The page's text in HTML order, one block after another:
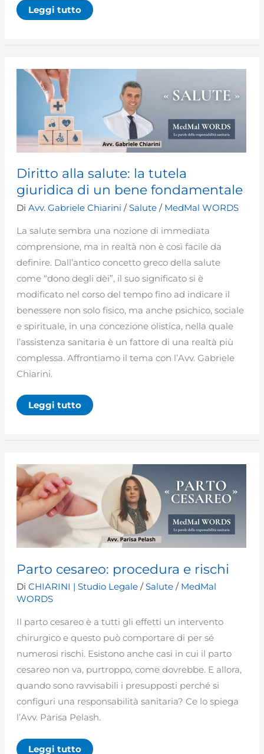
Telemedicina:
definizione,
e
Leggi tutto
Diritto alla salute: la tutela
giuridica di un bene fondamentale
DiAvv. Gabriele Chiarini/Salute / MedMal WORDS
La salute sembra una nozione di immediata
comprensione, ma in realtà non è così facile da
definire. Dall’antico concetto greco della salute
come “dono degli dèi”, il suo significato si è
modificato nel corso del tempo fino ad indicare il
benessere non solo fisico, ma anche psichico, sociale
e spirituale, in una concezione olistica, nella quale
l’assistenza sanitaria è un fattore di una realtà più
complessa. Affrontiamo il tema con l’Avv. Gabriele
Chiarini.
Diritto
alla
tutela
un
bene
fondamentale
Leggi tutto
Parto cesareo: procedura e rischi
DiCHIARINI | Studio Legale/Salute / MedMal
WORDS
Il parto cesareo è a tutti gli effetti un intervento
chirurgico e questo può comportare di per sé
numerosi rischi. Esistono anche casi in cui il parto
cesareo non va, purtroppo, come dovrebbe. E allora,
quando sono ravvisabili i presupposti perché si
configuri una responsabilità sanitaria? Ce lo spiega
l’Avv. Parisa Pelash.
Parto
Leggi tutto